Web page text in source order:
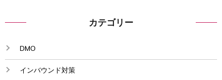
カテゴリー
DMO
インバウンド対策